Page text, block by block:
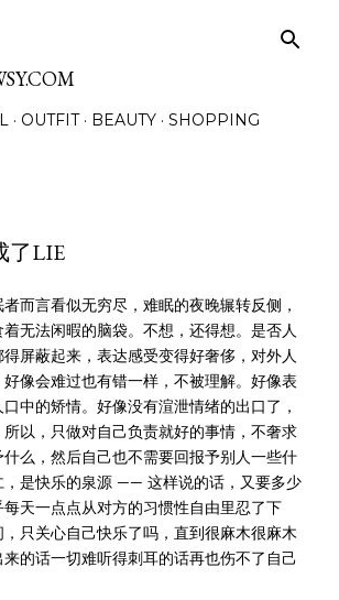
OUTFIT BEAUTY SHOPPING
了LIE
而言看似无穷尽，难眠的夜晚辗转反侧，
无法闲暇的脑袋。不想，还得想。是否人
屏蔽起来，表达感受变得好奢侈，对外人
像会难过也有错一样，不被理解。好像表
中的矫情。好像没有渲泄情绪的出口了，
以，只做对自己负责就好的事情，不奢求
么，然后自己也不需要回报予别人一些什
，是快乐的泉源 —— 这样说的话，又要多少
每天一点点从对方的习惯性自由里忍了下
只关心自己快乐了吗，直到很麻木很麻木
的话一切难听得刺耳的话再也伤不了自己